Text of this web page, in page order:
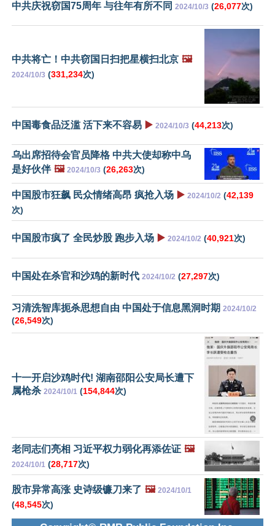
中共庆祝窃国75周年 与往年有所不同 2024/10/3 (26,077次)
中共将亡！中共窃国日扫把星横扫北京 🖼️
2024/10/3 (331,234次)
中国毒食品泛滥 活下来不容易 ▶️ 2024/10/3 (44,213次)
乌出席招待会官员降格 中共大使却称中乌
是好伙伴 🖼️ 2024/10/3 (26,263次)
中国股市狂飙 民众情绪高昂 疯抢入场 ▶️ 2024/10/2 (42,139
次)
中国股市疯了 全民炒股 跑步入场 ▶️ 2024/10/2 (40,921次)
中国处在杀官和沙鸡的新时代 2024/10/2 (27,297次)
习清洗智库扼杀思想自由 中国处于信息黑洞时期 2024/10/2
(26,549次)
十一开启沙鸡时代! 湖南邵阳公安局长遭下
属枪杀 2024/10/1 (154,844次)
老同志们亮相 习近平权力弱化再添佐证 🖼️
2024/10/1 (28,717次)
股市异常高涨 史诗级镰刀来了 🖼️ 2024/10/1
(48,545次)